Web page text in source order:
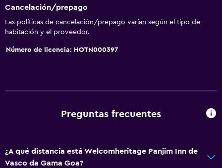
Casilleros
Teléfono
Habitaciones para no fumadores disponibles
Cancelación/prepago
Las políticas de cancelación/prepago varían según el tipo de
habitación y el proveedor.
Número de licencia: HOTN000397
Preguntas frecuentes
¿A qué distancia está Welcomheritage Panjim Inn de
Vasco da Gama Goa?